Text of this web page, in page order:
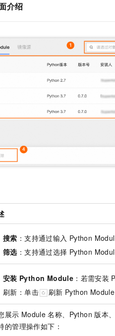
介绍
搜索 ：支持通过输入 Python
筛选：支持通过选择 Python
安装 Python Module ：若需安装
刷新：单击
刷新 Python Module
展示 Module 名称、Python 版本
的管理操作如下：
用
AI 助手
在企业官网、通讯软件中为客户提供 AI 客服
即刻拥有 DeepSeek-R1